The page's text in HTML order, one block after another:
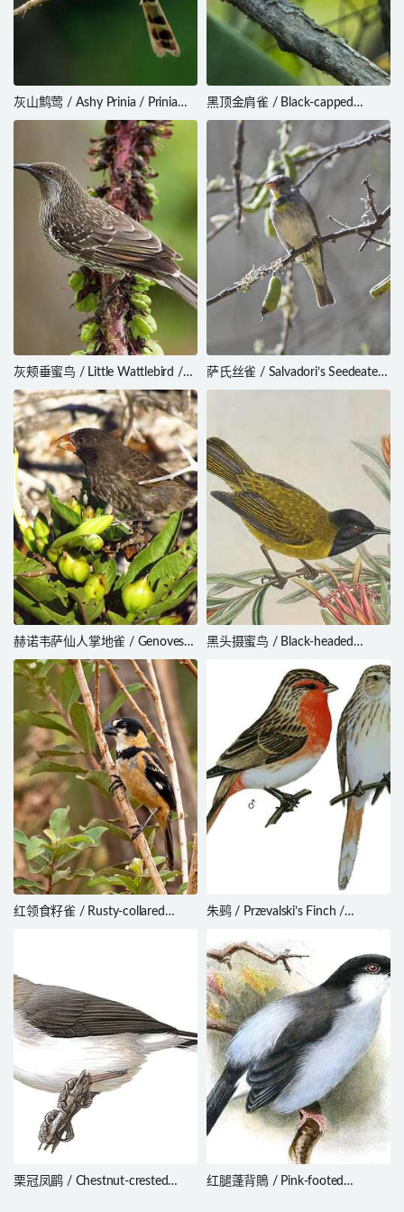
灰山鹪莺 / Ashy Prinia / Prinia
socialis
黑顶金肩雀 / Black-capped
Sparrow / Arremon abeillei
灰颊垂蜜鸟 / Little Wattlebird /
Anthochaera chrysoptera
萨氏丝雀 / Salvadori’s Seedeater /
Crithagra xantholaema
赫诺韦萨仙人掌地雀 / Genovesa
Cactus Finch / Geospiza
propinqua
黑头摄蜜鸟 / Black-headed
melanocephala
红领食籽雀 / Rusty-collared
朱鹀 / Przevalski’s Finch /
栗冠凤鹛 / Chestnut-crested
红腿蓬背鵙 / Pink-footed